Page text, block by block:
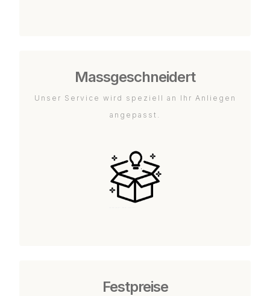
Massgeschneidert
Unser Service wird speziell an Ihr Anliegen
angepasst.
Festpreise